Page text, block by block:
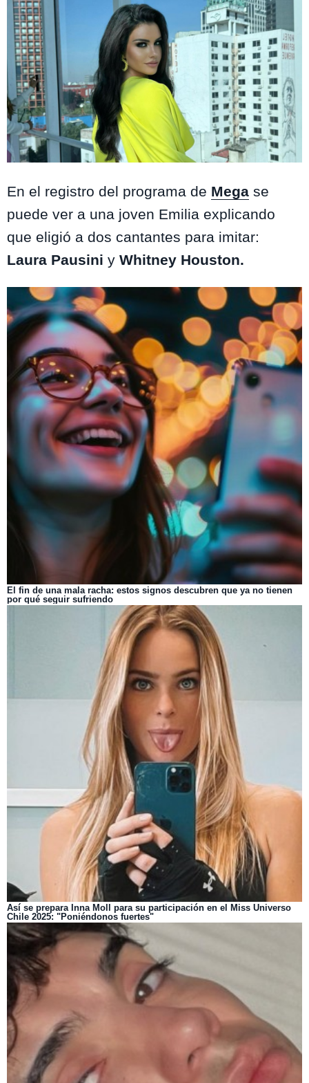
En el registro del programa de Mega se
puede ver a una joven Emilia explicando
que eligió a dos cantantes para imitar:
Laura Pausini y Whitney Houston.
El fin de una mala racha: estos signos descubren que ya no tienen
por qué seguir sufriendo
Así se prepara Inna Moll para su participación en el Miss Universo
Chile 2025: "Poniéndonos fuertes"